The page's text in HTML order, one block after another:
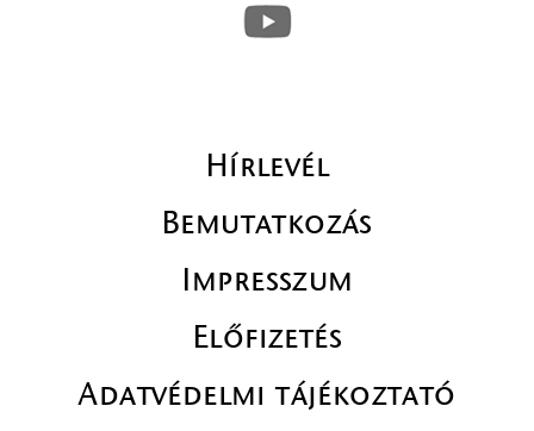
Hírlevél
Bemutatkozás
Impresszum
Előfizetés
Adatvédelmi tájékoztató